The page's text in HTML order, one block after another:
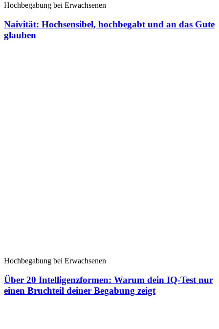
Hochbegabung bei Erwachsenen
Naivität: Hochsensibel, hochbegabt und an das Gute
glauben
Hochbegabung bei Erwachsenen
Über 20 Intelligenzformen: Warum dein IQ-Test nur
einen Bruchteil deiner Begabung zeigt